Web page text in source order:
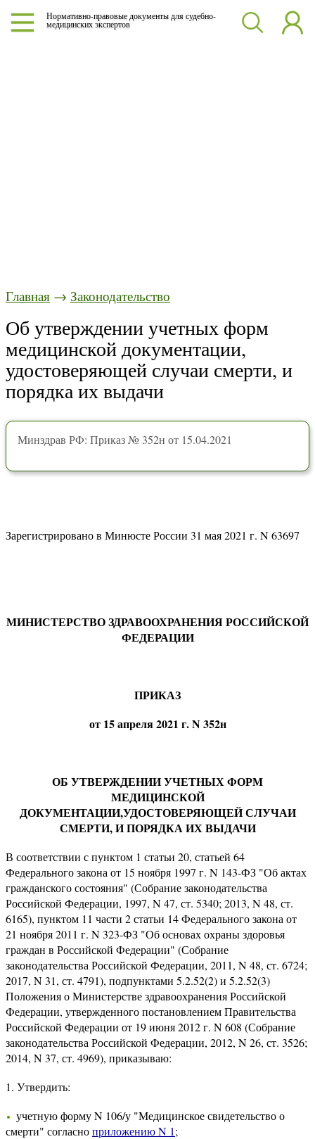
Нормативно-правовые документы для судебно-
медицинских экспертов
Главная → Законодательство
Об утверждении учетных форм
медицинской документации,
удостоверяющей случаи смерти, и
порядка их выдачи
Минздрав РФ: Приказ № 352н от 15.04.2021
Зарегистрировано в Минюсте России 31 мая 2021 г. N 63697
МИНИСТЕРСТВО ЗДРАВООХРАНЕНИЯ РОССИЙСКОЙ
ФЕДЕРАЦИИ
ПРИКАЗ
от 15 апреля 2021 г. N 352н
ОБ УТВЕРЖДЕНИИ УЧЕТНЫХ ФОРМ
МЕДИЦИНСКОЙ
ДОКУМЕНТАЦИИ,УДОСТОВЕРЯЮЩЕЙ СЛУЧАИ
СМЕРТИ, И ПОРЯДКА ИХ ВЫДАЧИ
В соответствии с пунктом 1 статьи 20, статьей 64
Федерального закона от 15 ноября 1997 г. N 143-ФЗ "Об актах
гражданского состояния" (Собрание законодательства
Российской Федерации, 1997, N 47, ст. 5340; 2013, N 48, ст.
6165), пунктом 11 части 2 статьи 14 Федерального закона от
21 ноября 2011 г. N 323-ФЗ "Об основах охраны здоровья
граждан в Российской Федерации" (Собрание
законодательства Российской Федерации, 2011, N 48, ст. 6724;
2017, N 31, ст. 4791), подпунктами 5.2.52(2) и 5.2.52(3)
Положения о Министерстве здравоохранения Российской
Федерации, утвержденного постановлением Правительства
Российской Федерации от 19 июня 2012 г. N 608 (Собрание
законодательства Российской Федерации, 2012, N 26, ст. 3526;
2014, N 37, ст. 4969), приказываю:
1. Утвердить:
учетную форму N 106/у "Медицинское свидетельство о
смерти" согласноприложению N 1;